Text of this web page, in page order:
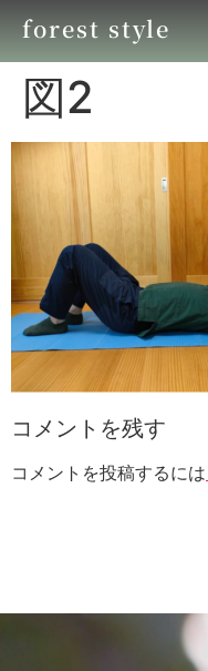
forest style
図2
コメントを残す
コメントを投稿するには